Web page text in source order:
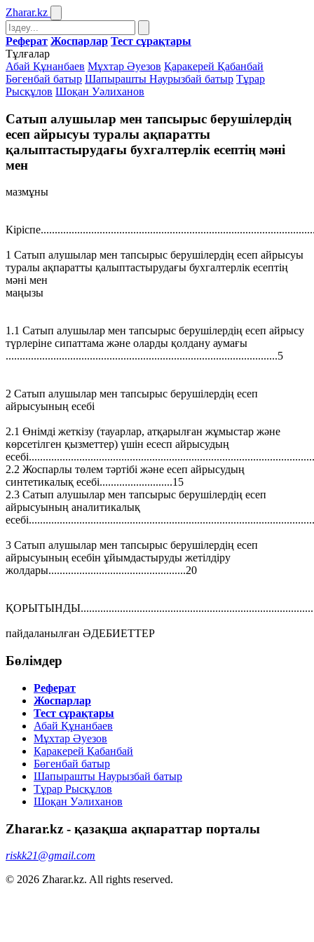
Zharar.kz
Реферат Жоспарлар Тест сұрақтары
Тұлғалар
Абай Құнанбаев Мұхтар Әуезов Қаракерей Қабанбай
Бөгенбай батыр Шапырашты Наурызбай батыр Тұрар
Рысқұлов Шоқан Уәлиханов
Сатып алушылар мен тапсырыс берушілердің
есеп айрысуы туралы ақпаратты
қалыптастырудағы бухгалтерлік есептің мәні
мен
мазмұны
1 Сатып алушылар мен тапсырыс берушілердің есеп айрысуы
туралы ақпаратты қалыптастырудағы бухгалтерлік есептің
мәні мен
маңызы
1.1 Сатып алушылар мен тапсырыс берушілердің есеп айрысу
түрлеріне сипаттама және оларды қолдану аумағы
.................................................................................................5
2 Сатып алушылар мен тапсырыс берушілердің есеп
айрысуының есебі
2.1 Өнімді жеткізу (тауарлар, атқарылған жұмыстар және
көрсетілген қызметтер) үшін есесп айрысудың
2.2 Жоспарлы төлем тәртібі және есеп айрысудың
синтетикалық есебі..........................15
2.3 Сатып алушылар мен тапсырыс берушілердің есеп
айрысуының аналитикалық
3 Сатып алушылар мен тапсырыс берушілердің есеп
айрысуының есебін ұйымдастыруды жетілдіру
жолдары.................................................20
пайдаланылған ӘДЕБИЕТТЕР
Бөлімдер
Реферат
Жоспарлар
Тест сұрақтары
Абай Құнанбаев
Мұхтар Әуезов
Қаракерей Қабанбай
Бөгенбай батыр
Шапырашты Наурызбай батыр
Тұрар Рысқұлов
Шоқан Уәлиханов
Zharar.kz - қазақша ақпараттар порталы
riskk21@gmail.com
© 2026 Zharar.kz. All rights reserved.